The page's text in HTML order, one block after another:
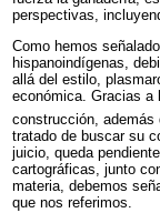
perspectivas,
Como hemos
hispanoindígenas,
allá del estilo,
económica. Gracias a
construcción, además
tratado de buscar su
juicio, queda
cartográficas, junto
materia, debemos
que nos referimos.